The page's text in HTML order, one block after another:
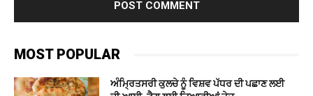
MOST POPULAR
ਅੰਮ੍ਰਿਤਸਰੀ ਕੁਲਚੇ ਨੂੰ ਵਿਸ਼ਵ ਪੱਧਰ ਦੀ ਪਛਾਣ ਲਈ